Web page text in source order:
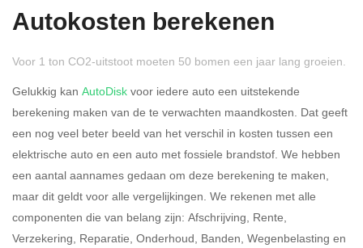
Rijdt u meer dan 500
kilometer privé?
Ja Nee
Belastingspercentage
37,07% (Belastbaar tot €
Autokosten berekenen
Voor 1 ton CO2-uitstoot moeten 50 bomen een jaar lang groeien.
Gelukkig kan AutoDisk voor iedere auto een uitstekende
berekening maken van de te verwachten maandkosten. Dat geeft
een nog veel beter beeld van het verschil in kosten tussen een
elektrische auto en een auto met fossiele brandstof. We hebben
een aantal aannames gedaan om deze berekening te maken,
maar dit geldt voor alle vergelijkingen. We rekenen met alle
componenten die van belang zijn: Afschrijving, Rente,
Verzekering, Reparatie, Onderhoud, Banden, Wegenbelasting en